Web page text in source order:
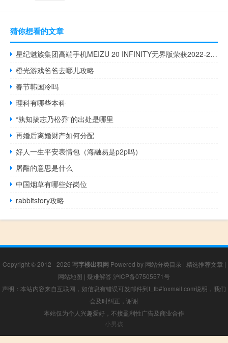
猜你想看的文章
星纪魅族集团高端手机MEIZU 20 INFINITY无界版荣获2022-2023“上海设计 到底什么情况嘞
橙光游戏爸爸去哪儿攻略
春节韩国冷吗
理科有哪些本科
“孰知搞志乃松乔”的出处是哪里
再婚后离婚财产如何分配
好人一生平安表情包（海融易是p2p吗）
屠酤的意思是什么
中国烟草有哪些好岗位
rabbitstory攻略
Copyright © 2012 - 2026 写字楼出租网 Powered by 网站分类目录 | 精选推荐文章 |
网站地图 | 疑难解答 沪ICP备07505571号
声明：本站内容来自互联网，如信息有错误可发邮件到f_fb#foxmail.com说明，我们
会及时纠正，谢谢
本站仅为个人兴趣爱好，不接盈利性广告及商业合作
小男孩